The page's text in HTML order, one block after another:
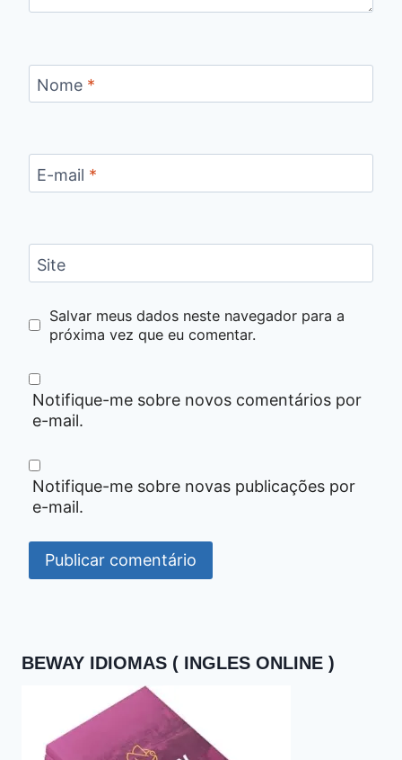
Nome *
E-mail *
Site
Salvar meus dados neste navegador para a
próxima vez que eu comentar.
Notifique-me sobre novos comentários por
e-mail.
Notifique-me sobre novas publicações por
e-mail.
BEWAY IDIOMAS ( INGLES ONLINE )